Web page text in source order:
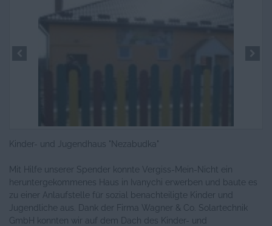
Kinder- und Jugendhaus "Nezabudka"
Mit Hilfe unserer Spender konnte Vergiss-Mein-Nicht ein
heruntergekommenes Haus in Ivanychi erwerben und baute es
zu einer Anlaufstelle für sozial benachteiligte Kinder und
Jugendliche aus. Dank der Firma Wagner & Co. Solartechnik
GmbH konnten wir auf dem Dach des Kinder- und